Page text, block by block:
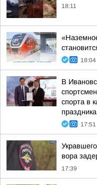
18:11
18:04
В
спорта в
праздника
17:51
вора
17:39